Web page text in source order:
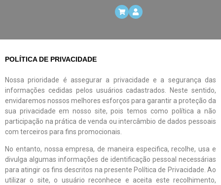
POLÍTICA DE PRIVACIDADE
Nossa prioridade é assegurar a privacidade e a segurança das
informações cedidas pelos usuários cadastrados. Neste sentido,
envidaremos nossos melhores esforços para garantir a proteção da
sua privacidade em nosso site, pois temos como política a não
participação na prática de venda ou intercâmbio de dados pessoais
com terceiros para fins promocionais.
No entanto, nossa empresa, de maneira especifica, recolhe, usa e
divulga algumas informações de identificação pessoal necessárias
para atingir os fins descritos na presente Política de Privacidade. Ao
utilizar o site, o usuário reconhece e aceita este recolhimento,